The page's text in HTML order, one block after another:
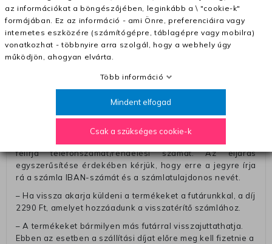
(+400 Ft utánvétte)
– A kapott termék cseréjéért 3780 Ft szállítási díjat
számolunk fel (oda -vissza út)
Pénzvisszatérítés:
A pénz visszatérítéséhez küldjük a futárt, hogy vegye át
Öntől a terméket/termékeket, vagy más futárral is
elküldheti. Olyan utávéttel küldött csomagot, melyne
értéke eltér 0 FT-tól, nem fogadunk el. A futárnak átadott
csomagba kérjük, hogy a visszaküldés könnyebb
felírja telefonszámát/rendelési számát. Az eljárás
egyszerűsítése érdekében kérjük, hogy erre a jegyre írja
rá a számla IBAN-számát és a számlatulajdonos nevét.
– Ha vissza akarja küldeni a termékeket a futárunkkal, a díj
2290 Ft, amelyet hozzáadunk a visszatérítő számlához.
– A termékeket bármilyen más futárral visszajuttathatja.
Ebben az esetben a szállítási díjat előre meg kell fizetnie a
az információkat a böngészőjében, leginkább a \ "cookie-k"
formájában. Ez az információ - ami Önre, preferenciáira vagy
internetes eszközére (számítógépre, táblagépre vagy mobilra)
vonatkozhat - többnyire arra szolgál, hogy a webhely úgy
működjön, ahogyan elvárta.
Több információ
Mindent elfogad
Csak a szükséges cookie-k